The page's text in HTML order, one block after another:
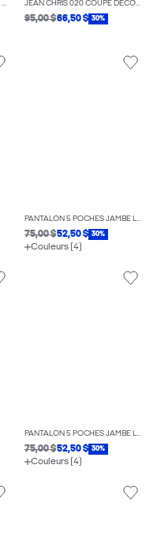
PANTALONS MÉLANGE EN LIN COUPE BALLON JEAN CHRIS 020 COUPE DÉCONTRACTÉE
95,00 $66,50 $ 30%
PANTALON 5 POCHES JAMBE LARGE
75,00 $52,50 $ 30%
Couleurs (4)
PANTALON 5 POCHES JAMBE LARGE
75,00 $52,50 $ 30%
Couleurs (4)